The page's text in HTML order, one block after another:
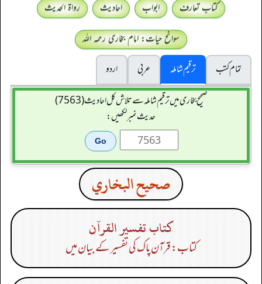
کتاب تعارف ابواب احادیث
رواۃ الحدیث
سوانح حیات: امام بخاری رحمہ اللہ
تمام کتب
ترقیم شاملہ عربی
اردو
صحیح بخاری میں ترقیم شاملہ سے تلاش کل احادیث (7563)
حدیث نمبر لکھیں:
صحيح البخاري
كتاب تفسير القرآن
کتاب: قرآن پاک کی تفسیر کے بیان میں